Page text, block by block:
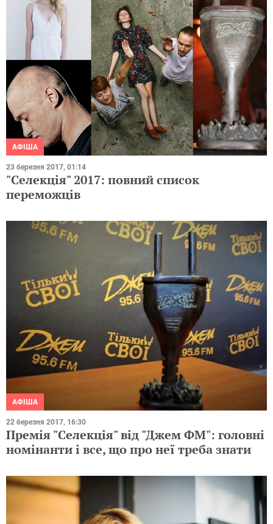
АФІША
23 березня 2017, 01:14
"Селекція" 2017: повний список
переможців
АФІША
22 березня 2017, 16:30
Премія "Селекція" від "Джем ФМ": головні
номінанти і все, що про неї треба знати